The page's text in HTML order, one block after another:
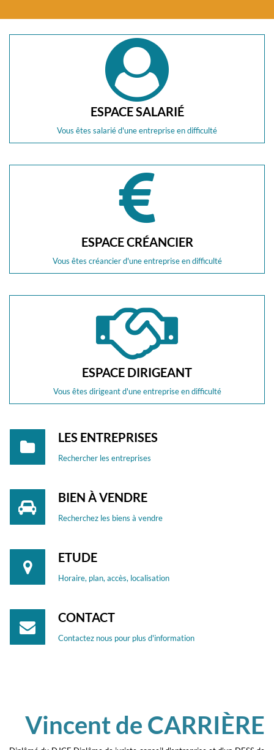
ESPACE SALARIÉ
Vous êtes salarié d'une entreprise en difficulté
ESPACE CRÉANCIER
Vous êtes créancier d'une entreprise en difficulté
ESPACE DIRIGEANT
Vous êtes dirigeant d'une entreprise en difficulté
LES ENTREPRISES
Rechercher les entreprises
BIEN À VENDRE
Recherchez les biens à vendre
ETUDE
Horaire, plan, accès, localisation
CONTACT
Contactez nous pour plus d'information
Vincent de CARRIÈRE